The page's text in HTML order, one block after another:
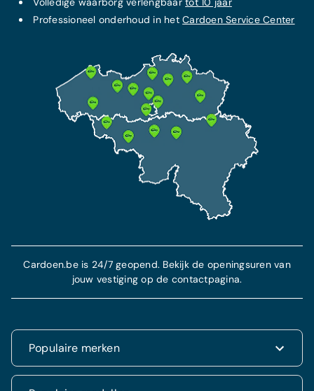
Professioneel onderhoud in hetCardoen Service Center
Populaire merken
Cardoen.be is 24/7 geopend. Bekijk de openingsuren van
jouw vestiging op de contactpagina.